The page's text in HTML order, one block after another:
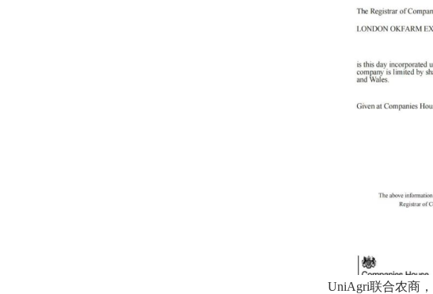
UniAgri联合农商 ，